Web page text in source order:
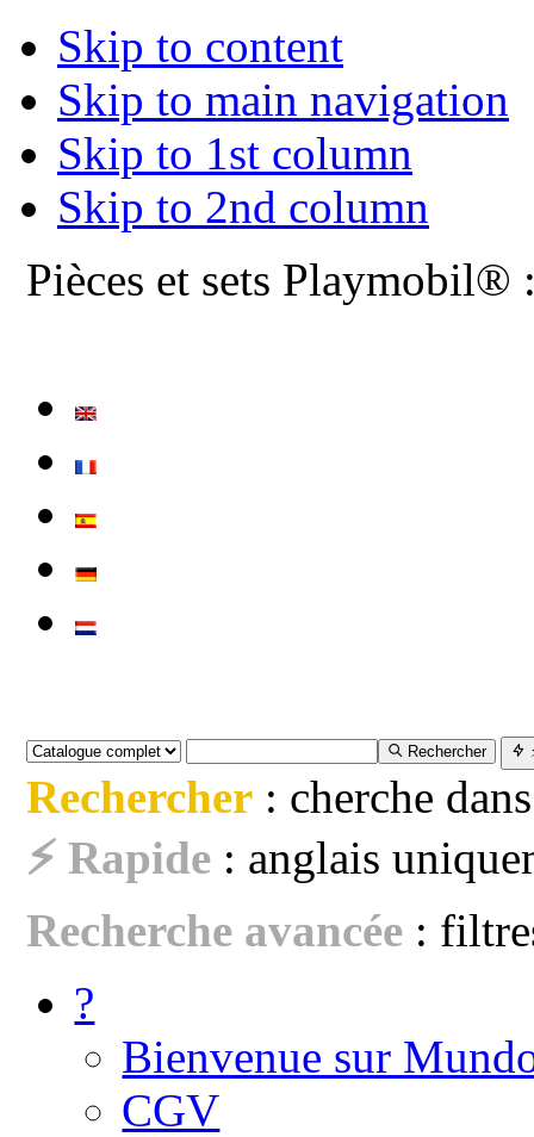
Skip to content
Skip to main navigation
Skip to 1st column
Skip to 2nd column
Pièces et sets Playmobil®
Rechercher
Rechercher : cherche
⚡ Rapide : anglais
Recherche avancée :
?
Bienvenue sur
CGV